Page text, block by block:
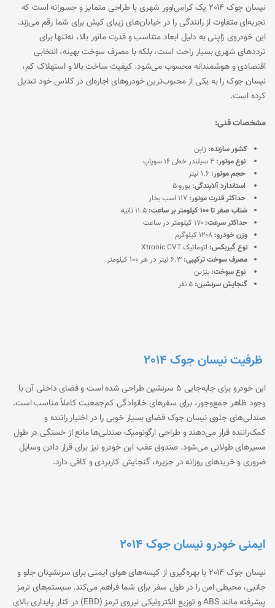
نیسان جوک 2014 یک کراس‌اوور شهری با طراحی متمایز و جسورانه است که
تجربه‌ای متفاوت از رانندگی را در خیابان‌های زیبای کیش برای شما رقم می‌زند.
این خودروی ژاپنی به دلیل ابعاد متناسب و قدرت مانور بالا، نه‌تنها برای
ترددهای شهری بسیار راحت است، بلکه با مصرف سوخت بهینه، انتخابی
اقتصادی و هوشمندانه محسوب می‌شود. کیفیت ساخت بالا و استهلاک کم،
نیسان جوک را به یکی از محبوب‌ترین خودروهای اجاره‌ای در کلاس خود تبدیل
کرده است.
مشخصات فنی:
کشور سازنده: ژاپن
نوع موتور: ۴ سیلندر خطی ۱۶ سوپاپ
حجم موتور: ۱.۶ لیتر
استاندارد آلایندگی: یورو ۵
حداکثر قدرت موتور:
شتاب صفر تا ۱۰۰ کیلومتر بر ساعت:
حداکثر سرعت:
وزن خودرو: ۱۲۰۸ کیلوگرم
نوع گیربکس: اتوماتیک Xtronic CVT
مصرف سوخت ترکیبی:
نوع سوخت: بنزین
گنجایش سرنشین:
ظرفیت نیسان جوک 2014
این خودرو برای جابه‌جایی ۵ سرنشین طراحی شده است و فضای داخلی آن با
وجود ظاهر جمع‌وجور، برای سفرهای خانوادگی کم‌جمعیت کاملاً مناسب است.
صندلی‌های جلوی نیسان جوک فضای بسیار خوبی را در اختیار راننده و
کمک‌راننده قرار می‌دهند و طراحی ارگونومیک صندلی‌ها مانع از خستگی در طول
مسیرهای طولانی می‌شود. صندوق عقب این خودرو نیز برای قرار دادن وسایل
ضروری و خریدهای روزانه در جزیره، گنجایش کاربردی و کافی دارد.
ایمنی خودرو نیسان جوک 2014
نیسان جوک 2014 با بهره‌گیری از کیسه‌های هوای ایمنی برای سرنشینان جلو و
جانبی، محیطی امن را در طول سفر برای شما فراهم می‌کند. سیستم‌های ترمز
پیشرفته مانند ABS و توزیع الکترونیکی نیروی ترمز (EBD) در کنار پایداری بالای